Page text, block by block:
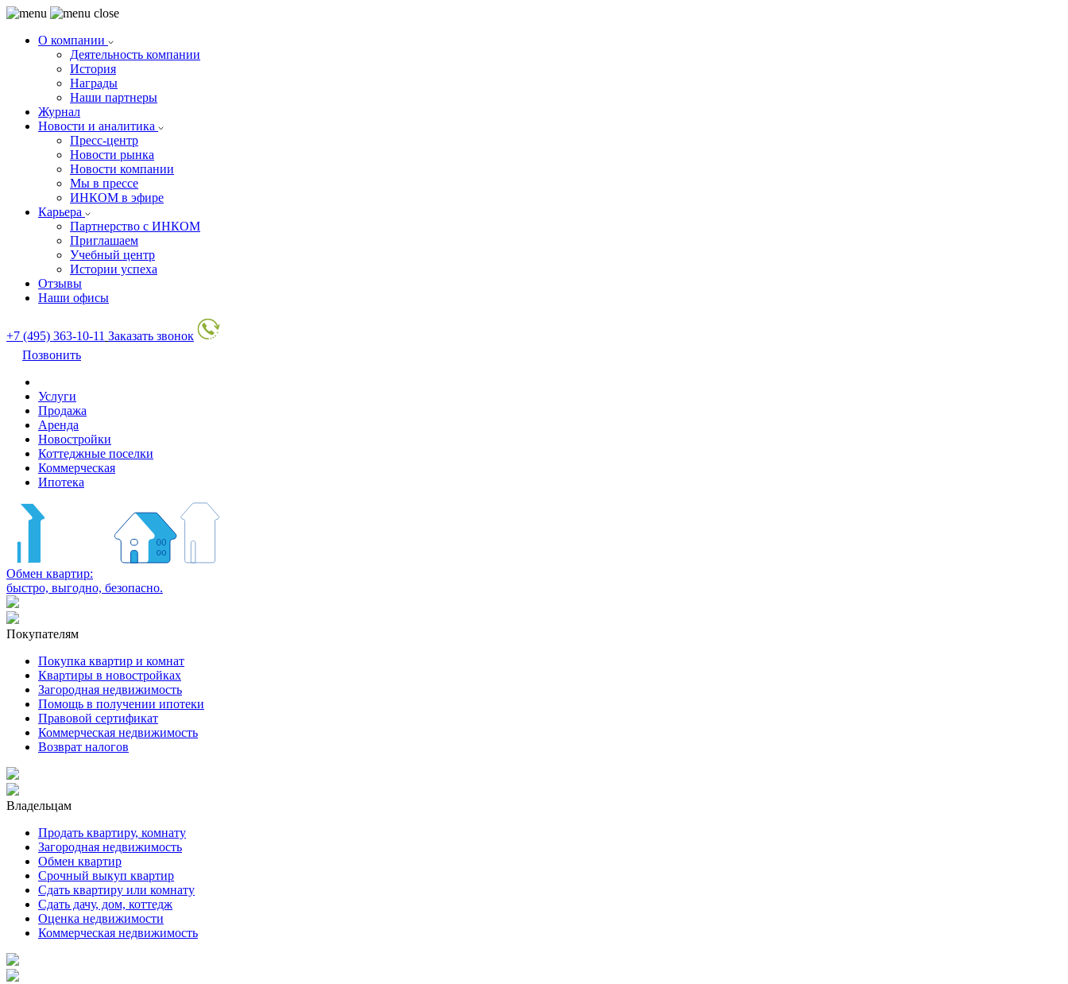
О компании
Деятельность компании
История
Награды
Наши партнеры
Журнал
Новости и аналитика
Пресс-центр
Новости рынка
Новости компании
Мы в прессе
ИНКОМ в эфире
Карьера
Партнерство с ИНКОМ
Приглашаем
Учебный центр
Истории успеха
Отзывы
Наши офисы
+7 (495) 363-10-11 Заказать звонок
Позвонить
Услуги
Продажа
Аренда
Новостройки
Коттеджные поселки
Коммерческая
Ипотека
Обмен квартир:
быстро, выгодно, безопасно.
Покупателям
Покупка квартир и комнат
Квартиры в новостройках
Загородная недвижимость
Помощь в получении ипотеки
Правовой сертификат
Коммерческая недвижимость
Возврат налогов
Владельцам
Продать квартиру, комнату
Загородная недвижимость
Обмен квартир
Срочный выкуп квартир
Сдать квартиру или комнату
Сдать дачу, дом, коттедж
Оценка недвижимости
Коммерческая недвижимость